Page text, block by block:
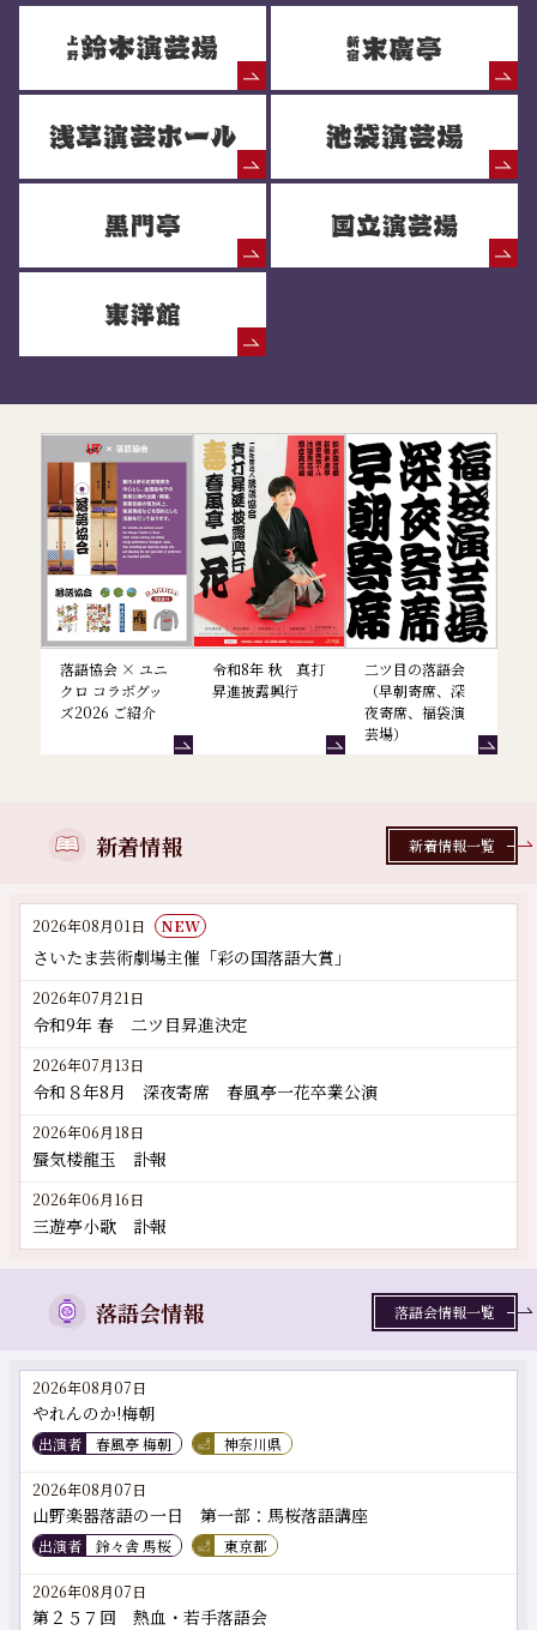
落語協会 × ユニ
クロ コラボグッ
ズ2026 ご紹介
令和8年 秋 真打
昇進披露興行
二ツ目の落語会
（早朝寄席、深
夜寄席、福袋演
芸場）
新着情報
2026年08月01日 NEW
さいたま芸術劇場主催「彩の国落語大賞」
2026年07月21日
令和9年 春 二ツ目昇進決定
2026年07月13日
令和８年8月 深夜寄席 春風亭一花卒業公演
2026年06月18日
蜃気楼龍玉 訃報
2026年06月16日
三遊亭小歌 訃報
新着情報一覧
落語会情報
2026年08月07日
やれんのか!梅朝
出演者 春風亭 梅朝 神奈川県
2026年08月07日
山野楽器落語の一日 第一部：馬桜落語講座
出演者 鈴々舎 馬桜 東京都
2026年08月07日
第２５７回 熱血・若手落語会
落語会情報一覧